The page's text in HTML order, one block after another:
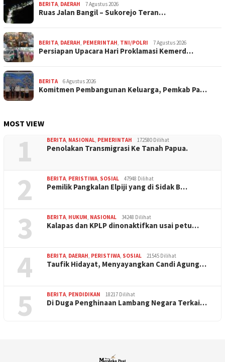
BERITA, DAERAH 7 Agustus 2026
Ruas Jalan Bangil – Sukorejo Teran…
BERITA, DAERAH, PEMERINTAH, TNI/POLRI 7 Agustus 2026
Persiapan Upacara Hari Proklamasi Kemerd…
BERITA 6 Agustus 2026
Komitmen Pembangunan Keluarga, Pemkab Pa…
MOST VIEW
1 BERITA, NASIONAL, PEMERINTAH 172580 Dilihat
Penolakan Transmigrasi Ke Tanah Papua.
2 BERITA, PERISTIWA, SOSIAL 47948 Dilihat
Pemilik Pangkalan Elpiji yang di Sidak B…
3 BERITA, HUKUM, NASIONAL 34248 Dilihat
Kalapas dan KPLP dinonaktifkan usai petu…
4 BERITA, DAERAH, PERISTIWA, SOSIAL 21545 Dilihat
Taufik Hidayat, Menyayangkan Candi Agung…
5 BERITA, PENDIDIKAN 18217 Dilihat
Di Duga Penghinaan Lambang Negara Terkai…